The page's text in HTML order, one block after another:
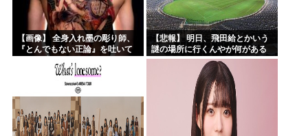
【画像】 全身入れ墨の彫り師、
『とんでもない正論』を吐いて
【悲報】 明日、飛田給とかいう
謎の場所に行くんやが何がある
んや????・・・・・・・・・